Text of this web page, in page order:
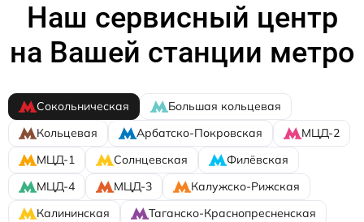
Наш сервисный центр
на Вашей станции метро
Сокольническая
Большая кольцевая
Кольцевая
Арбатско-Покровская
МЦД-2
МЦД-1
Солнцевская
Филёвская
МЦД-4
МЦД-3
Калужско-Рижская
Калининская
Таганско-Краснопресненская